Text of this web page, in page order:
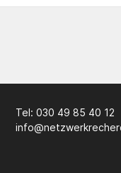
Tel: 030 49 85 40 12